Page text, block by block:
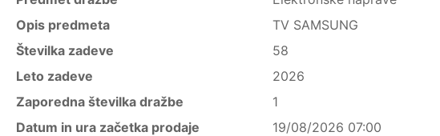
Opis predmeta
TV SAMSUNG
Številka zadeve
58
Leto zadeve
2026
Zaporedna številka dražbe
1
Datum in ura začetka prodaje
19/08/2026 07:00